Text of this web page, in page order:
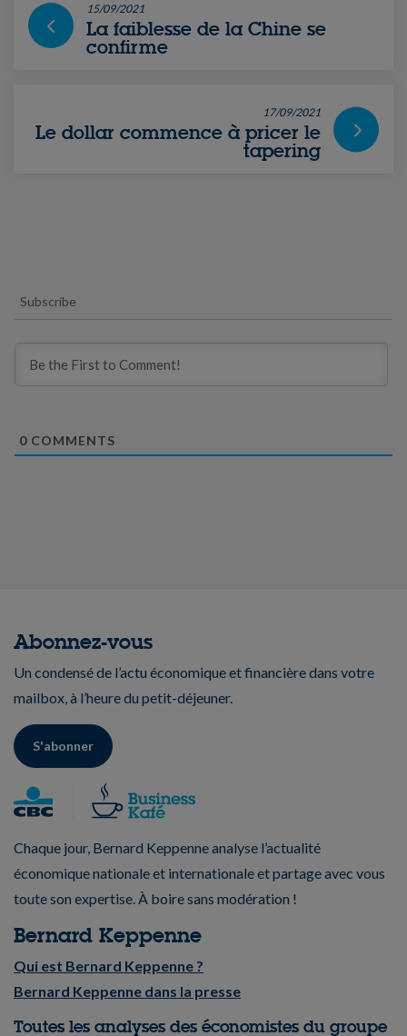
15/09/2021
La faiblesse de la Chine se
confirme
17/09/2021
Le dollar commence à pricer le
tapering
Subscribe
0 COMMENTS
Abonnez-vous
Un condensé de l’actu économique et financière dans votre
mailbox, à l’heure du petit-déjeuner.
S'abonner
Chaque jour, Bernard Keppenne analyse l’actualité
économique nationale et internationale et partage avec vous
toute son expertise. À boire sans modération !
Bernard Keppenne
Qui est Bernard Keppenne ?
Bernard Keppenne dans la presse
Toutes les analyses des économistes du groupe